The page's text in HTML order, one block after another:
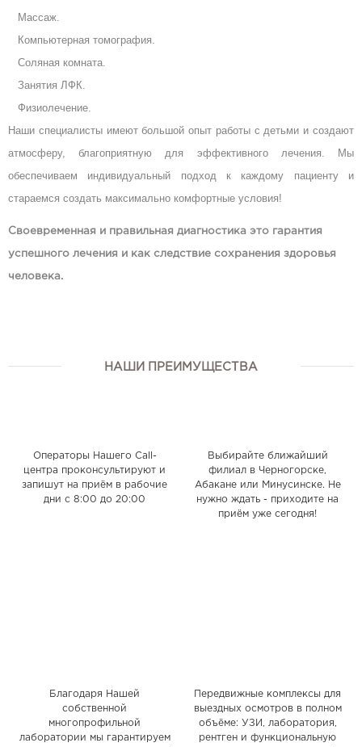
Массаж.
Компьютерная томография.
Соляная комната.
Занятия ЛФК.
Физиолечение.
Наши специалисты имеют большой опыт работы с детьми и создают
атмосферу, благоприятную для эффективного лечения. Мы
обеспечиваем индивидуальный подход к каждому пациенту и
стараемся создать максимально комфортные условия!
Своевременная и правильная диагностика это гарантия
успешного лечения и как следствие сохранения здоровья
человека.
НАШИ ПРЕИМУЩЕСТВА
Операторы Нашего Call-
центра проконсультируют и
запишут на приём в рабочие
дни с 8:00 до 20:00
Выбирайте ближайший
филиал в Черногорске,
Абакане или Минусинске. Не
нужно ждать - приходите на
приём уже сегодня!
Благодаря Нашей
собственной
многопрофильной
лаборатории мы гарантируем
Передвижные комплексы для
выездных осмотров в полном
объёме: УЗИ, лаборатория,
рентген и функциональную